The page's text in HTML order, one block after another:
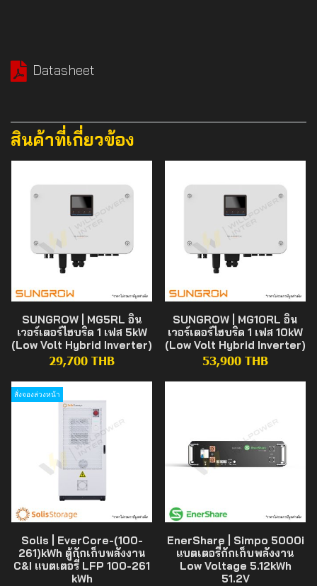
Datasheet
สินค้าที่เกี่ยวข้อง
SUNGROW | MG5RL อิน
เวอร์เตอร์ไฮบริด 1 เฟส 5kW
(Low Volt Hybrid Inverter)
29,700 THB
SUNGROW | MG10RL อิน
เวอร์เตอร์ไฮบริด 1 เฟส 10kW
(Low Volt Hybrid Inverter)
53,900 THB
สั่งจองล่วงหน้า
Solis | EverCore-(100-
261)kWh ตู้กักเก็บพลังงาน
C&I แบตเตอรี่ LFP 100-261
kWh
EnerShare | Simpo 5000i
แบตเตอรี่กักเก็บพลังงาน
Low Voltage 5.12kWh
51.2V